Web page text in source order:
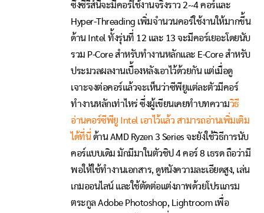
ซึ่งซีรี่ส์นี้จะมีคอร์ใช้งานจริงราว 2~4 คอร์และ
Hyper-Threading เพิ่มจำนวนคอร์ใช้งานให้มากขึ้น
ด้าน Intel ทั้งรุ่นที่ 12 และ 13 จะมีคอร์เยอะโดยนับ
รวม P-Core สำหรับทำงานหลักและ E-Core สำหรับ
ประมวลผลงานเบื้องหลังเอาไว้ด้วยกัน แต่เมื่อดู
เจาะจงต่อคอร์แล้วจะเห็นว่าซีพียูแต่ละตัวมีคอร์
ทำงานหลักเท่าไหร่ ซึ่งผู้เขียนเคยทำบทความวิธี
อ่านคอร์ซีพียู Intel เอาไว้แล้ว สามารถอ่านเพิ่มเติม
ได้ที่นี่ด้าน AMD Ryzen 3 Series จะยังใช้วิธีการนับ
คอร์แบบเดิม มักมีมาในตัวชิป 4 คอร์ 8 เธรด ถือว่ามี
พอให้ใช้ทำงานเอกสาร, ดูหนังความละเอียดสูง, เล่น
เกมออนไลน์ และใช้ตัดต่อแต่งภาพด้วยโปรแกรม
ตระกูล Adobe Photoshop, Lightroom เพื่อ